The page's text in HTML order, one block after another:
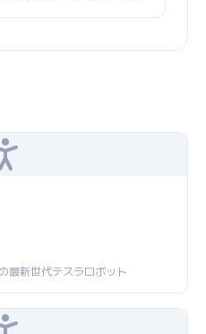
最新世代テスラロボット